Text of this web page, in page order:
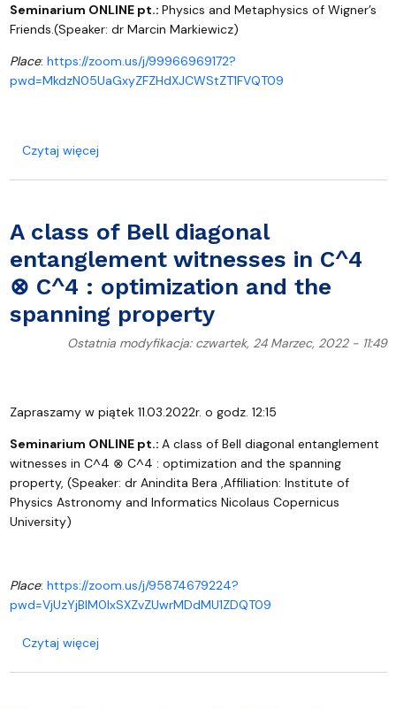
Seminarium ONLINE pt.: Physics and Metaphysics of Wigner’s
Friends.(Speaker: dr Marcin Markiewicz)
Place: https://zoom.us/j/99966969172?
pwd=MkdzN05UaGxyZFZHdXJCWStZT1FVQT09
Czytaj więcejo Physics and Metaphysics of Wigner’s Friends.
A class of Bell diagonal
entanglement witnesses in C^4
⊗ C^4 : optimization and the
spanning property
Ostatnia modyfikacja: czwartek, 24 Marzec, 2022 - 11:49
Zapraszamy w piątek 11.03.2022r. o godz. 12:15
Seminarium ONLINE pt.: A class of Bell diagonal entanglement
witnesses in C^4 ⊗ C^4 : optimization and the spanning
property, (Speaker: dr Anindita Bera ,Affiliation: Institute of
Physics Astronomy and Informatics Nicolaus Copernicus
University)
Place: https://zoom.us/j/95874679224?
pwd=VjUzYjBIM0lxSXZvZUwrMDdMU1ZDQT09
Czytaj więcejo A class of Bell diagonal entanglement